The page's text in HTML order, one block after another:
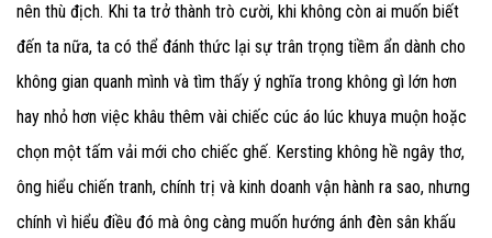
nên thù địch. Khi ta trở thành trò cười, khi không còn ai muốn biết
đến ta nữa, ta có thể đánh thức lại sự trân trọng tiềm ẩn dành cho
không gian quanh mình và tìm thấy ý nghĩa trong không gì lớn hơn
hay nhỏ hơn việc khâu thêm vài chiếc cúc áo lúc khuya muộn hoặc
chọn một tấm vải mới cho chiếc ghế. Kersting không hề ngây thơ,
ông hiểu chiến tranh, chính trị và kinh doanh vận hành ra sao, nhưng
chính vì hiểu điều đó mà ông càng muốn hướng ánh đèn sân khấu